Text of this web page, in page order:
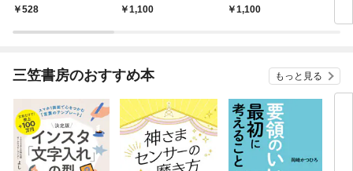
528
1,100
術1,100
三笠書房のおすすめ本 もっと見る